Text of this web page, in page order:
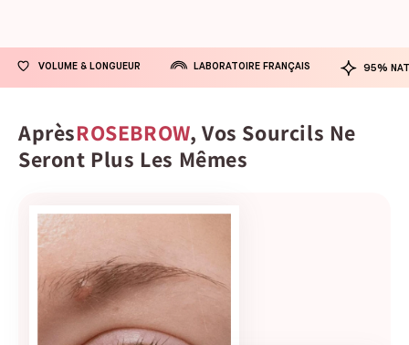
VOLUME & LONGUEUR LABORATOIRE FRANÇAIS 95%
AprèsROSEBROW, Vos Sourcils Ne
Seront Plus Les Mêmes